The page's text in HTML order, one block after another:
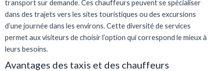
transport sur demande. Ces chauffeurs peuvent se spécialiser
dans des trajets vers les sites touristiques ou des excursions
d’une journée dans les environs. Cette diversité de services
permet aux visiteurs de choisir l’option qui correspond le mieux à
leurs besoins.
Avantages des taxis et des chauffeurs